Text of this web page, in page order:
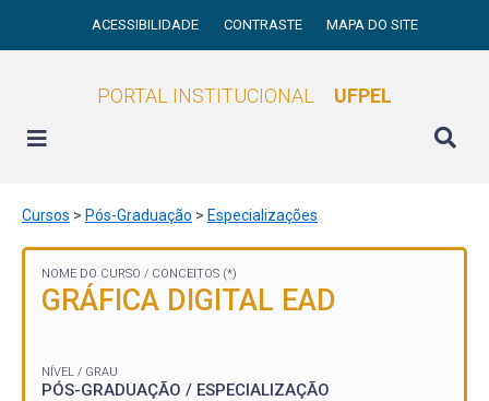
ACESSIBILIDADE CONTRASTE MAPA DO SITE
PORTAL INSTITUCIONAL UFPEL
Cursos > Pós-Graduação > Especializações
NOME DO CURSO / CONCEITOS (*)
GRÁFICA DIGITAL EAD
NÍVEL / GRAU
PÓS-GRADUAÇÃO / ESPECIALIZAÇÃO